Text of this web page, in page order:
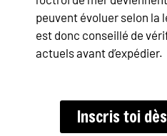
peuvent évoluer selon la
est donc conseillé de
actuels avant d’expédier.
Inscris toi